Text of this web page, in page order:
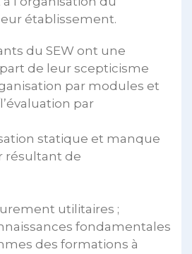
établissement.
du SEW ont une
de leur scepticisme
par modules et
par
statique et manque
résultant de
utilitaires ;
fondamentales
des formations à